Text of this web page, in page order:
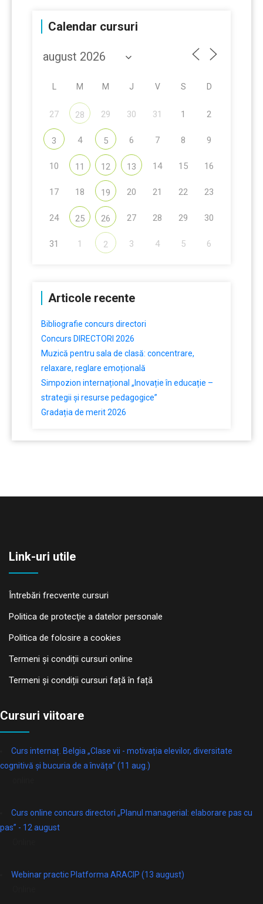
Calendar cursuri
M M J V S D
27 28 29 30 31 1 2
3 4 5 6 7 8 9
10 11 12 13 14 15 16
17 18 19 20 21 22 23
24 25 26 27 28 29 30
31 1 2 3 4 5 6
Articole recente
Bibliografie concurs directori
Concurs DIRECTORI 2026
Muzică pentru sala de clasă: concentrare,
relaxare, reglare emoțională
Simpozion internațional „Inovație în educație –
strategii și resurse pedagogice”
Gradația de merit 2026
Link-uri utile
Întrebări frecvente cursuri
Politica de protecţie a datelor personale
Politica de folosire a cookies
Termeni și condiții cursuri online
Termeni și condiții cursuri față în față
Cursuri viitoare
Curs internaț. Belgia „Clase vii - motivația elevilor, diversitate
cognitivă și bucuria de a învăța” (11 aug.)
Curs online concurs directori „Planul managerial: elaborare pas cu
pas” - 12 august
Webinar practic Platforma ARACIP (13 august)